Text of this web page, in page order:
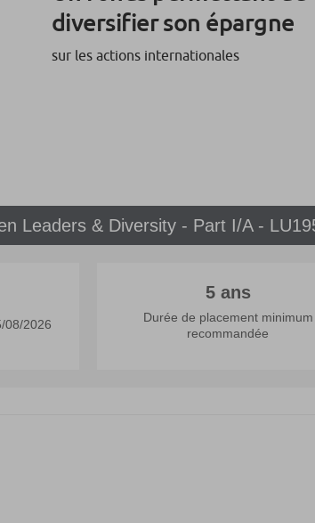
diversifier son épargne
sur les actions internationales